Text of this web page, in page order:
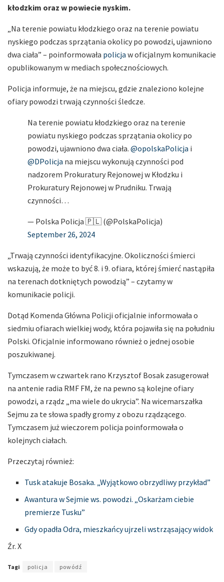
kłodzkim oraz w powiecie nyskim.
„Na terenie powiatu kłodzkiego oraz na terenie powiatu
nyskiego podczas sprzątania okolicy po powodzi, ujawniono
dwa ciała” – poinformowała policja w oficjalnym komunikacie
opublikowanym w mediach społecznościowych.
Policja informuje, że na miejscu, gdzie znaleziono kolejne
ofiary powodzi trwają czynności śledcze.
Na terenie powiatu kłodzkiego oraz na terenie
powiatu nyskiego podczas sprzątania okolicy po
powodzi, ujawniono dwa ciała. @opolskaPolicja i
@DPolicja na miejscu wykonują czynności pod
nadzorem Prokuratury Rejonowej w Kłodzku i
Prokuratury Rejonowej w Prudniku. Trwają
czynności…
— Polska Policja 🇵🇱 (@PolskaPolicja)
September 26, 2024
„Trwają czynności identyfikacyjne. Okoliczności śmierci
wskazują, że może to być 8. i 9. ofiara, której śmierć nastąpiła
na terenach dotkniętych powodzią” – czytamy w
komunikacie policji.
Dotąd Komenda Główna Policji oficjalnie informowała o
siedmiu ofiarach wielkiej wody, która pojawiła się na południu
Polski. Oficjalnie informowano również o jednej osobie
poszukiwanej.
Tymczasem w czwartek rano Krzysztof Bosak zasugerował
na antenie radia RMF FM, że na pewno są kolejne ofiary
powodzi, a rządz „ma wiele do ukrycia”. Na wicemarszałka
Sejmu za te słowa spadły gromy z obozu rządzącego.
Tymczasem już wieczorem policja poinformowała o
kolejnych ciałach.
Przeczytaj również:
Tusk atakuje Bosaka. „Wyjątkowo obrzydliwy przykład”
Awantura w Sejmie ws. powodzi. „Oskarżam ciebie
premierze Tusku”
Gdy opadła Odra, mieszkańcy ujrzeli wstrząsający widok
Źr. X
Tagi policja powódź